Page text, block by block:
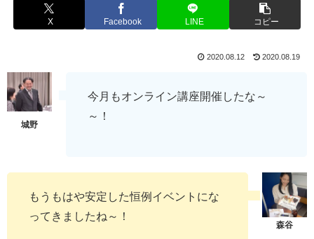
X Facebook LINE コピー
2020.08.12 2020.08.19
今月もオンライン講座開催したな～
～！
もうもはや安定した恒例イベントにな
ってきましたね～！